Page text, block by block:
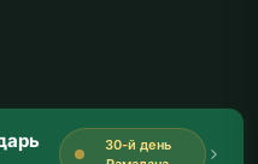
30-й день